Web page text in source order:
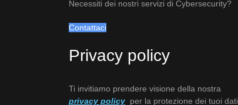
Necessiti dei nostri servizi di Cybersecurity?
Contattaci
Privacy policy
Ti invitiamo prendere visione della nostra
privacy policy per la protezione dei tuoi dati